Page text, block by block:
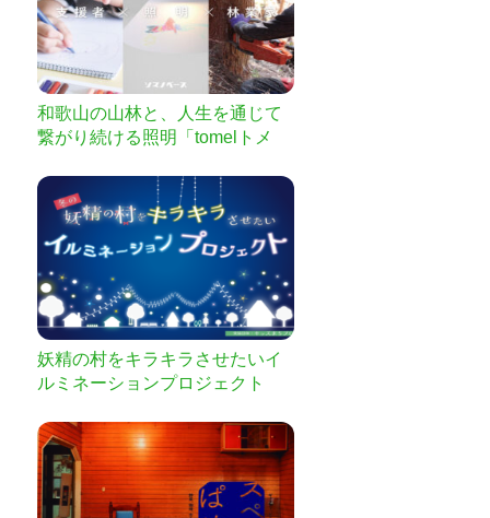
和歌山の山林と、人生を通じて
繋がり続ける照明「tomelトメ
【ふるさと納税型】
妖精の村をキラキラさせたいイ
ルミネーションプロジェクト